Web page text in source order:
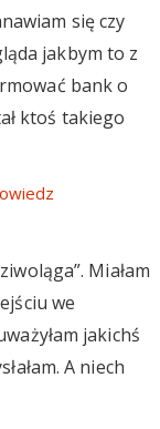
się czy
jakbym to z
bank o
ktoś takiego
Miałam
we
jakichś
A niech